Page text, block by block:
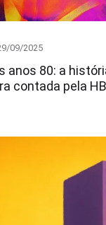
09/2025
anos 80: a
contada pela